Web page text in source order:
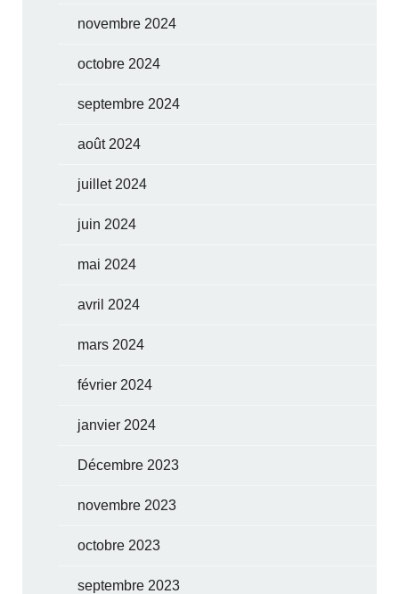
novembre 2024
octobre 2024
septembre 2024
août 2024
juillet 2024
juin 2024
mai 2024
avril 2024
mars 2024
février 2024
janvier 2024
Décembre 2023
novembre 2023
octobre 2023
septembre 2023